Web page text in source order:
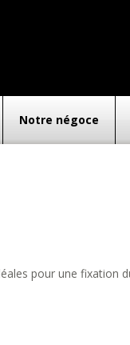
Notre négoce
pour une fixation